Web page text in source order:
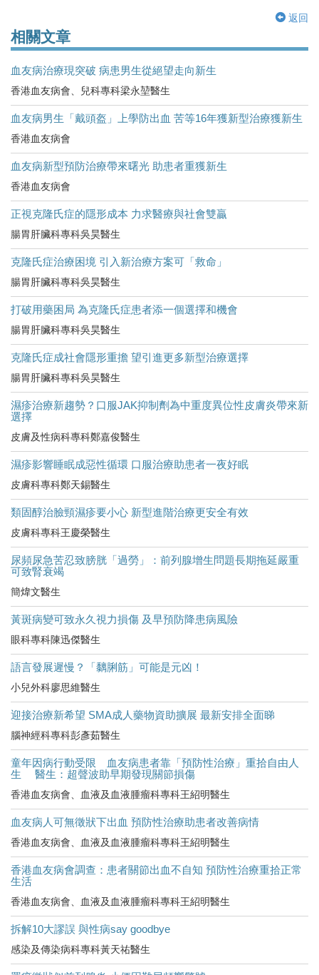
返回
相關文章
血友病治療現突破 病患男生從絕望走向新生
香港血友病會、兒科專科梁永堃醫生
血友病男生「戴頭盔」上學防出血 苦等16年獲新型治療獲新生
香港血友病會
血友病新型預防治療帶來曙光 助患者重獲新生
香港血友病會
正視克隆氏症的隱形成本 力求醫療與社會雙贏
腸胃肝臟科專科吳昊醫生
克隆氏症治療困境 引入新治療方案可「救命」
腸胃肝臟科專科吳昊醫生
打破用藥困局 為克隆氏症患者添一個選擇和機會
腸胃肝臟科專科吳昊醫生
克隆氏症成社會隱形重擔 望引進更多新型治療選擇
腸胃肝臟科專科吳昊醫生
濕疹治療新趨勢？口服JAK抑制劑為中重度異位性皮膚炎帶來新
選擇
皮膚及性病科專科鄭嘉俊醫生
濕疹影響睡眠成惡性循環 口服治療助患者一夜好眠
皮膚科專科鄭天錫醫生
類固醇治臉頸濕疹要小心 新型進階治療更安全有效
皮膚科專科王慶榮醫生
尿頻尿急苦忍致膀胱「過勞」：前列腺增生問題長期拖延嚴重
可致腎衰竭
簡煒文醫生
黃斑病變可致永久視力損傷 及早預防降患病風險
眼科專科陳迅傑醫生
語言發展遲慢？「黐脷筋」可能是元凶！
小兒外科廖思維醫生
迎接治療新希望 SMA成人藥物資助擴展 最新安排全面睇
腦神經科專科彭彥茹醫生
童年因病行動受限 血友病患者靠「預防性治療」重拾自由人
生 醫生：超聲波助早期發現關節損傷
香港血友病會、血液及血液腫瘤科專科王紹明醫生
血友病人可無徵狀下出血 預防性治療助患者改善病情
香港血友病會、血液及血液腫瘤科專科王紹明醫生
香港血友病會調查：患者關節出血不自知 預防性治療重拾正常
生活
香港血友病會、血液及血液腫瘤科專科王紹明醫生
拆解10大謬誤 與性病say goodbye
感染及傳染病科專科黃天祐醫生